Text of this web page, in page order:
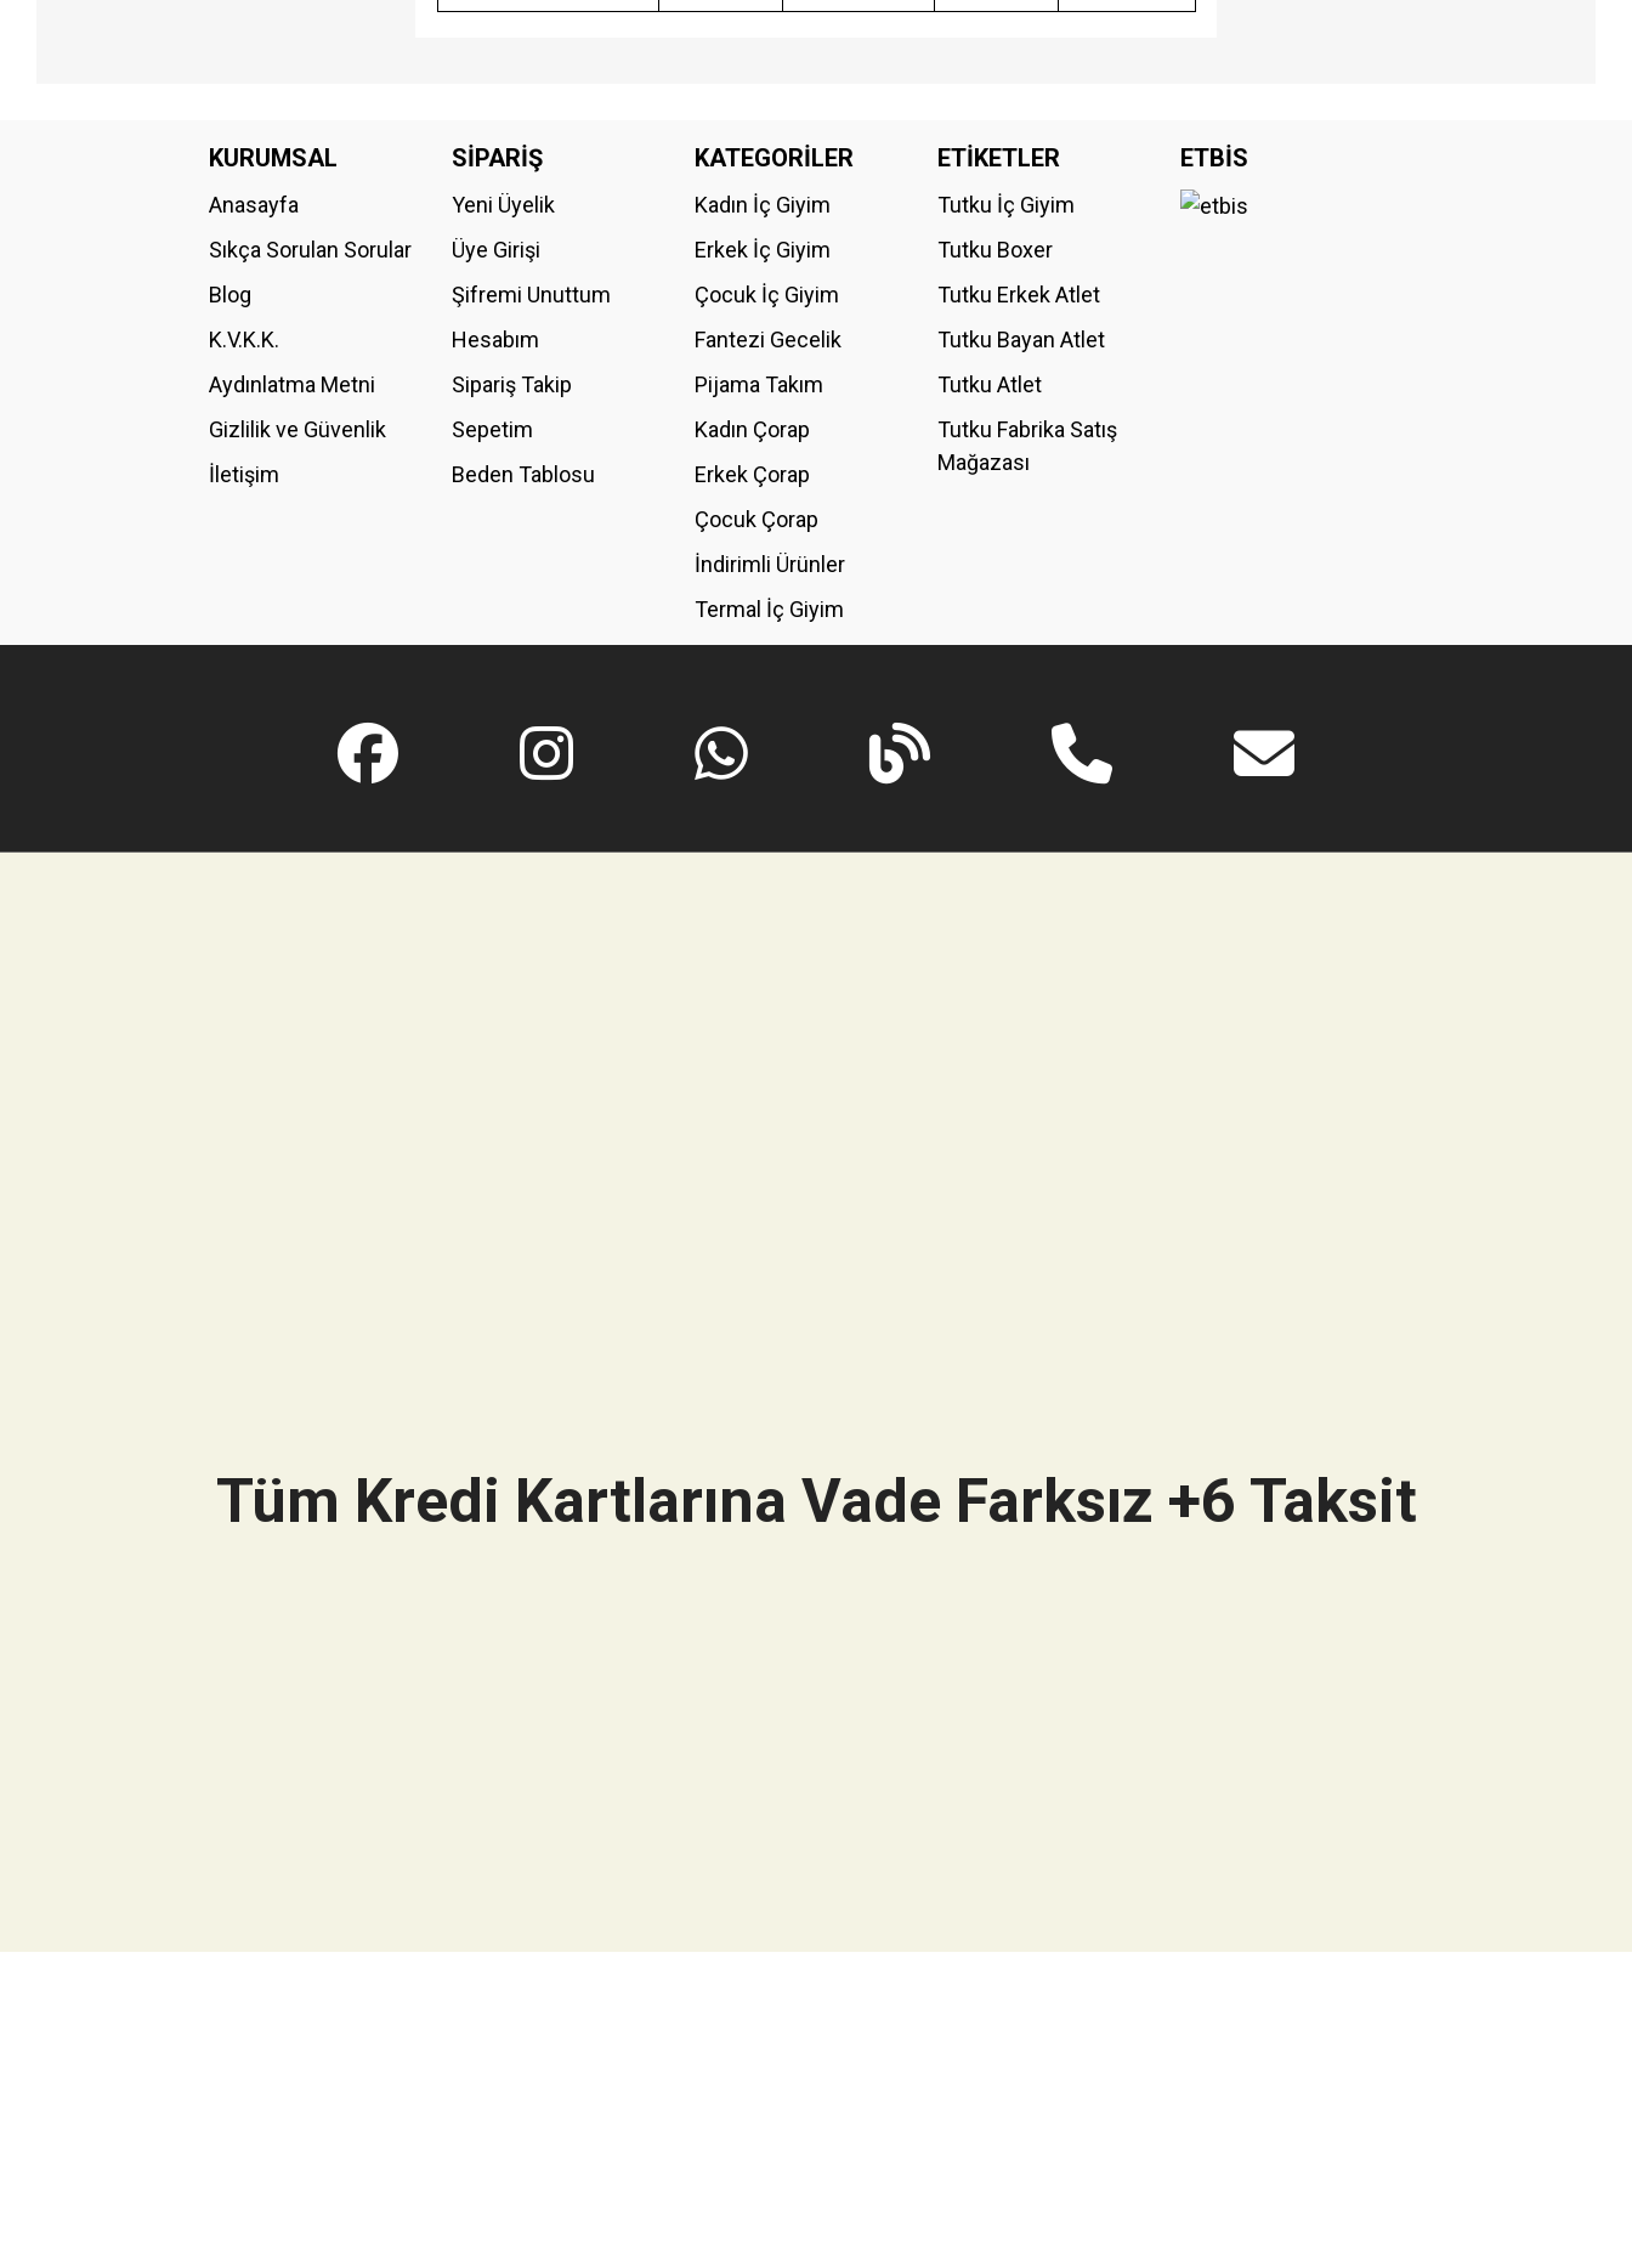
Bu ürüne ilk yorumu siz yapın!
Ürün resmi kalitesiz, bozuk veya görüntülenemiyor.
Ürün fiyatı diğer sitelerden daha pahalı.
Bu ürüne benzer farklı alternatifler olmalı.
KURUMSAL
Anasayfa
Sıkça Sorulan Sorular
Blog
K.V.K.K.
Aydınlatma Metni
Gizlilik ve Güvenlik
İletişim
SİPARİŞ
Yeni Üyelik
Üye Girişi
Şifremi Unuttum
Hesabım
Sipariş Takip
Sepetim
Beden Tablosu
KATEGORİLER
Kadın İç Giyim
Erkek İç Giyim
Çocuk İç Giyim
Fantezi Gecelik
Pijama Takım
Kadın Çorap
Erkek Çorap
Çocuk Çorap
İndirimli Ürünler
Termal İç Giyim
ETİKETLER
Tutku İç Giyim
Tutku Boxer
Tutku Erkek Atlet
Tutku Bayan Atlet
Tutku Atlet
Tutku Fabrika Satış
Mağazası
ETBİS
Tüm Kredi Kartlarına Vade Farksız +6 Taksit